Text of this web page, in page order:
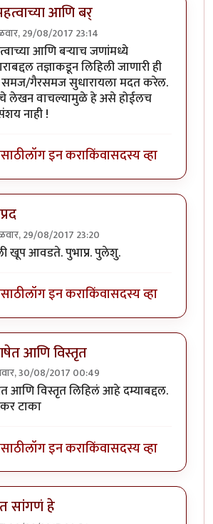
आणि बर्
29/08/2017 23:14
आणि बर्‍याच जणांमध्ये
तज्ञाकडून लिहिली जाणारी ही
गैरसमज सुधारायला मदत करेल.
लेखन वाचल्यामुळे हे असे होईलच
नाही !
लॉग इन कराकिंवासदस्य व्हा
29/08/2017 23:20
खूप आवडते. पुभाप्र. पुलेशु.
लॉग इन कराकिंवासदस्य व्हा
आणि विस्तृत
30/08/2017 00:49
आणि विस्तृत लिहिलं आहे दम्याबद्दल.
टाका
लॉग इन कराकिंवासदस्य व्हा
सांगणं हे